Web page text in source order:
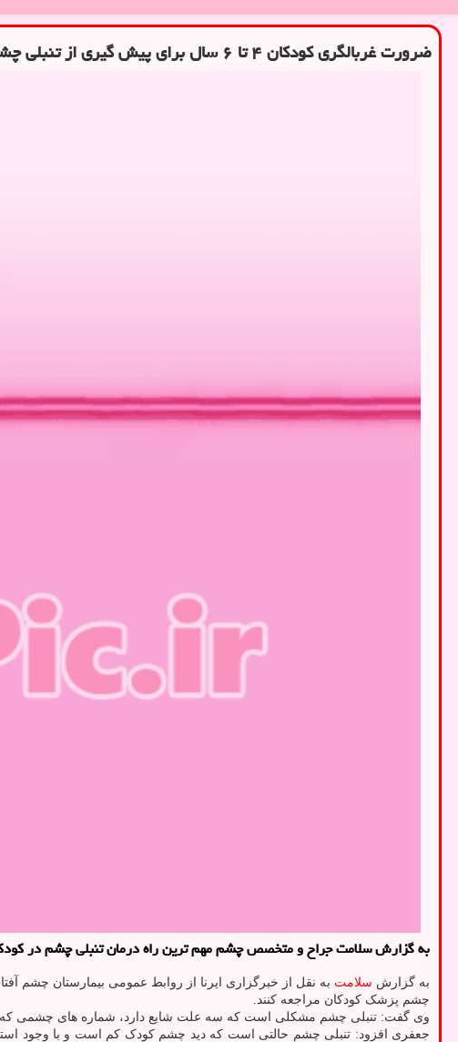
ضرورت غربالگری کودکان ۴ تا ۶ سال برای پیش گیری از تنبلی چشم
به گزارش سلامت جراح و متخصص چشم مهم ترین راه درمان تنبلی چشم در کودکان را
به گزارش سلامت
چشم پزشک کودکان مراجعه کنند.
وی گفت: تنبلی چشم مشکلی است که سه علت شایع دارد، شماره های چشمی که
جعفری افزود: تنبلی چشم حالتی است که دید چشم کودک کم است و با وجود